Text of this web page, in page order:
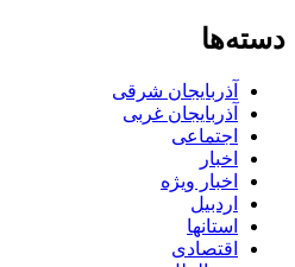
دسته‌ها
آذربایجان شرقی
آذربایجان غربی
اجتماعی
اخبار
اخبار ویژه
اردبیل
استانها
اقتصادی